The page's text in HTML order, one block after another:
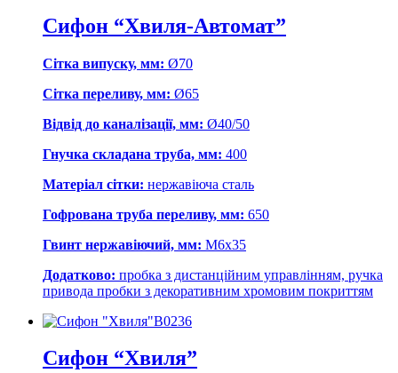
Сифон “Хвиля-Автомат”
Сітка випуску, мм: Ø70
Сітка переливу, мм: Ø65
Відвід до каналізації, мм: Ø40/50
Гнучка складана труба, мм: 400
Матеріал сітки: нержавіюча сталь
Гофрована труба переливу, мм: 650
Гвинт нержавіючий, мм: М6х35
Додатково: пробка з дистанційним управлінням, ручка
привода пробки з декоративним хромовим покриттям
В0236
Сифон “Хвиля”